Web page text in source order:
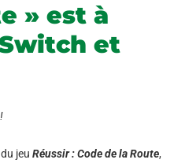
» est à
et
jeu Réussir: Code de la Route,